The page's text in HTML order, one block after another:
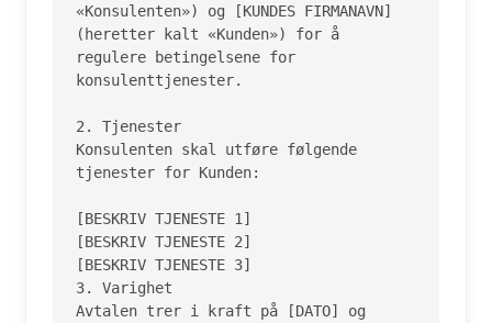
«Konsulenten») og [KUNDES FIRMANAVN]
(heretter kalt «Kunden») for å
regulere betingelsene for
konsulenttjenester.
2. Tjenester
Konsulenten skal utføre følgende
tjenester for Kunden:
[BESKRIV TJENESTE 1]
[BESKRIV TJENESTE 2]
[BESKRIV TJENESTE 3]
3. Varighet
Avtalen trer i kraft på [DATO] og